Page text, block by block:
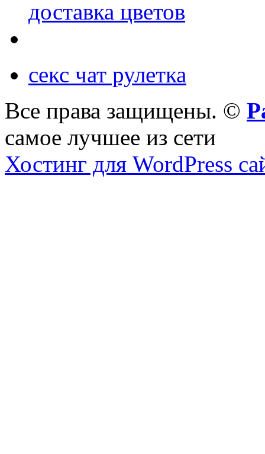
доставка цветов
секс чат рулетка
Все права защищены. ©
самое лучшее из сети
Хостинг для WordPress